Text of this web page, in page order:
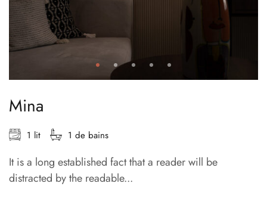
Mina
1 lit 1 de bains
It is a long established fact that a reader will be
distracted by the readable...